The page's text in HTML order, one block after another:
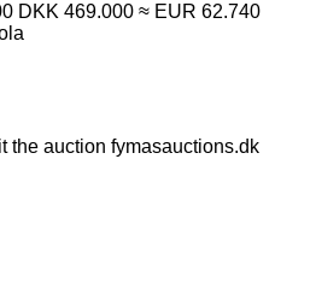
DKK 469.000 ≈ EUR 62.740
the auction fymasauctions.dk